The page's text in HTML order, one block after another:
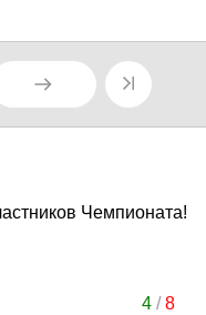
Чемпионата!
4/8